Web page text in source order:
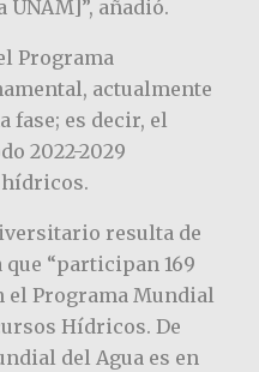
UNAM]”, añadió.
Programa
actualmente
fase; es decir, el
2022-2029
resulta de
“participan 169
el Programa Mundial
Hídricos. De
del Agua es en